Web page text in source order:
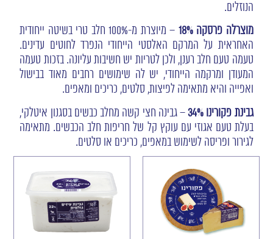
הנוזלים.
מוצרלה פרסקה 18%
– מיוצרת מ-100% חלב טרי בשיטה ייחודית
האחראית על המרקם האלסטי הייחודי הנפרד לחוטים עדינים.
טעמה טעם חלב רענן, ולכן לטריות יש חשיבות עליונה. בזכות טעמה
המעודן ומרקמה הייחודי, יש לה שימושים רחבים מאוד בבישול
ואפייה והיא מתאימה לפיצות, סלטים, כריכים ומאפים.
גבינת פקורינו 34%
– גבינה חצי קשה מחלב כבשים בסגנון איטלקי,
בעלת טעם אגוזי עם עוקץ קל של חריפות חלב הכבשים. מתאימה
לגירור ופריסה לשימוש במאפים, כריכים או סלטים.